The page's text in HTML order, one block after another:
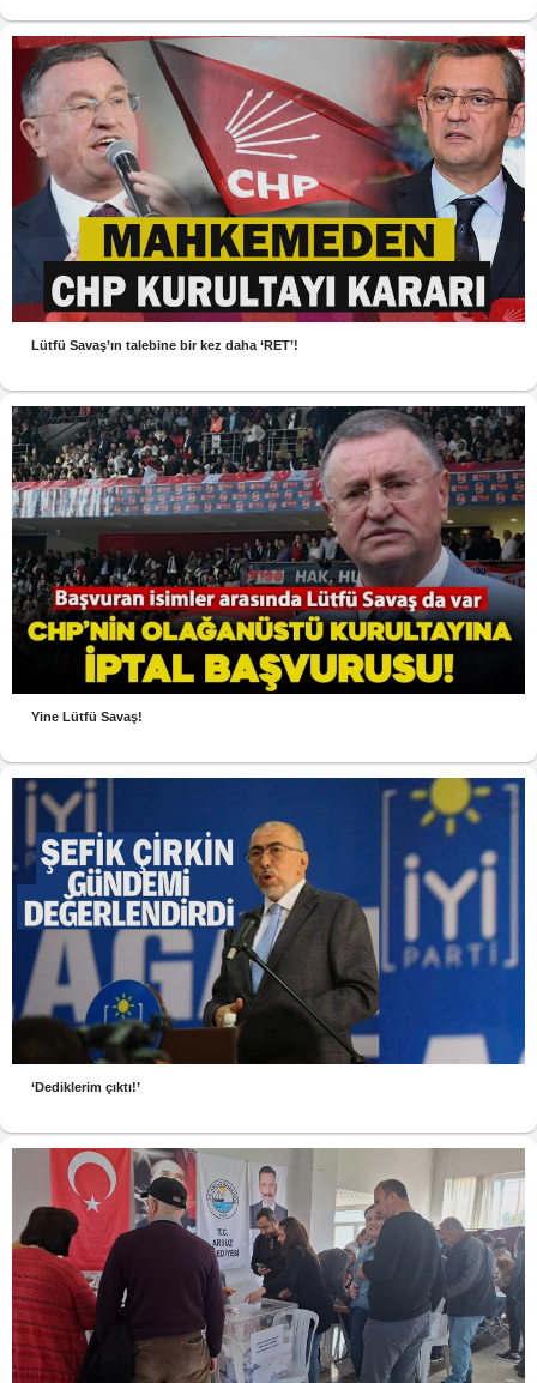
Lütfü Savaş’ın talebine bir kez daha ‘RET’!
Yine Lütfü Savaş!
‘Dediklerim çıktı!’